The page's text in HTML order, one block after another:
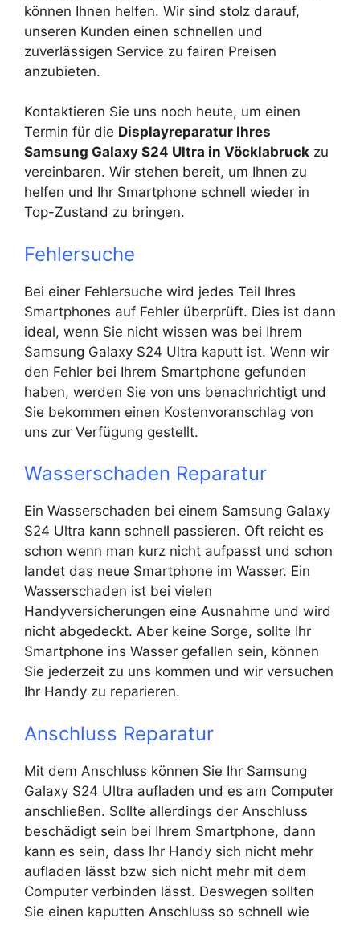
können Ihnen helfen. Wir sind stolz darauf,
unseren Kunden einen schnellen und
zuverlässigen Service zu fairen Preisen
anzubieten.
Kontaktieren Sie uns noch heute, um einen
Termin für die Displayreparatur Ihres
Samsung Galaxy S24 Ultra in Vöcklabruck zu
vereinbaren. Wir stehen bereit, um Ihnen zu
helfen und Ihr Smartphone schnell wieder in
Top-Zustand zu bringen.
Fehlersuche
Bei einer Fehlersuche wird jedes Teil Ihres
Smartphones auf Fehler überprüft. Dies ist dann
ideal, wenn Sie nicht wissen was bei Ihrem
Samsung Galaxy S24 Ultra kaputt ist. Wenn wir
den Fehler bei Ihrem Smartphone gefunden
haben, werden Sie von uns benachrichtigt und
Sie bekommen einen Kostenvoranschlag von
uns zur Verfügung gestellt.
Wasserschaden Reparatur
Ein Wasserschaden bei einem Samsung Galaxy
S24 Ultra kann schnell passieren. Oft reicht es
schon wenn man kurz nicht aufpasst und schon
landet das neue Smartphone im Wasser. Ein
Wasserschaden ist bei vielen
Handyversicherungen eine Ausnahme und wird
nicht abgedeckt. Aber keine Sorge, sollte Ihr
Smartphone ins Wasser gefallen sein, können
Sie jederzeit zu uns kommen und wir versuchen
Ihr Handy zu reparieren.
Anschluss Reparatur
Mit dem Anschluss können Sie Ihr Samsung
Galaxy S24 Ultra aufladen und es am Computer
anschließen. Sollte allerdings der Anschluss
beschädigt sein bei Ihrem Smartphone, dann
kann es sein, dass Ihr Handy sich nicht mehr
aufladen lässt bzw sich nicht mehr mit dem
Computer verbinden lässt. Deswegen sollten
Sie einen kaputten Anschluss so schnell wie